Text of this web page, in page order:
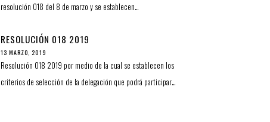
resolución 018 del 8 de marzo y se establecen…
RESOLUCIÓN 018 2019
13 MARZO, 2019
Resolución 018 2019 por medio de la cual se establecen los
criterios de selección de la delegación que podrá participar…